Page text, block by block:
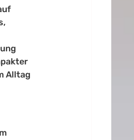
Alltag